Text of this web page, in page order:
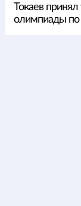
Токаев
олимпиады